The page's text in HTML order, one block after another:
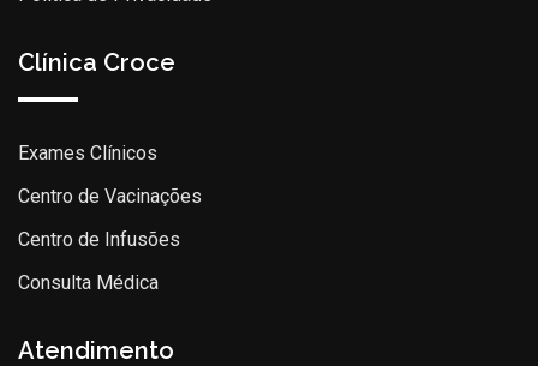
Clínica Croce
Exames Clínicos
Centro de Vacinações
Centro de Infusões
Consulta Médica
Atendimento